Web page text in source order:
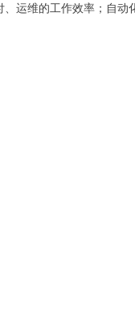
运维的工作效率；自动